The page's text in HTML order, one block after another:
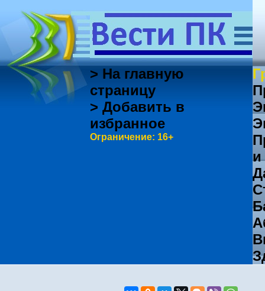
> На главную
страницу
> Добавить в
избранное
Ограничение: 16+